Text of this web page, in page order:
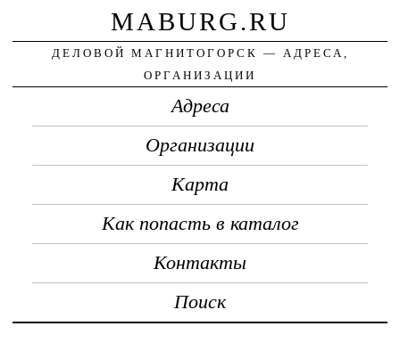
MABURG.RU
ДЕЛОВОЙ МАГНИТОГОРСК — АДРЕСА,
ОРГАНИЗАЦИИ
Адреса
Организации
Карта
Как попасть в каталог
Контакты
Поиск